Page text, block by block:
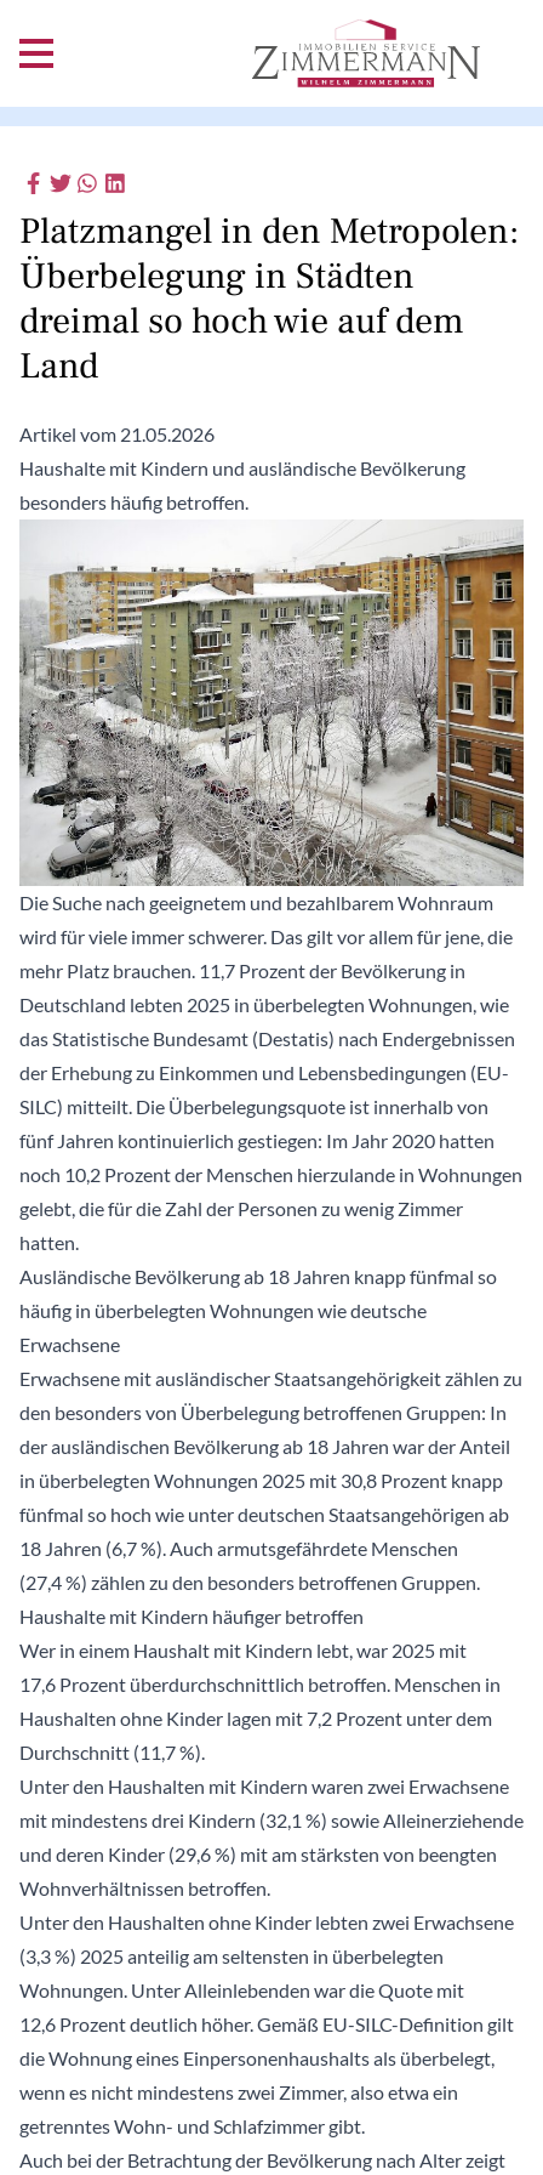
Platzmangel in den Metropolen:
Überbelegung in Städten
dreimal so hoch wie auf dem
Land
Artikel vom 21.05.2026
Haushalte mit Kindern und ausländische Bevölkerung
besonders häufig betroffen.
Die Suche nach geeignetem und bezahlbarem Wohnraum
wird für viele immer schwerer. Das gilt vor allem für jene, die
mehr Platz brauchen. 11,7 Prozent der Bevölkerung in
Deutschland lebten 2025 in überbelegten Wohnungen, wie
das Statistische Bundesamt (Destatis) nach Endergebnissen
der Erhebung zu Einkommen und Lebensbedingungen (EU-
SILC) mitteilt. Die Überbelegungsquote ist innerhalb von
fünf Jahren kontinuierlich gestiegen: Im Jahr 2020 hatten
noch 10,2 Prozent der Menschen hierzulande in Wohnungen
gelebt, die für die Zahl der Personen zu wenig Zimmer
hatten.
Ausländische Bevölkerung ab 18 Jahren knapp fünfmal so
häufig in überbelegten Wohnungen wie deutsche
Erwachsene
Erwachsene mit ausländischer Staatsangehörigkeit zählen zu
den besonders von Überbelegung betroffenen Gruppen: In
der ausländischen Bevölkerung ab 18 Jahren war der Anteil
in überbelegten Wohnungen 2025 mit 30,8 Prozent knapp
fünfmal so hoch wie unter deutschen Staatsangehörigen ab
18 Jahren (6,7 %). Auch armutsgefährdete Menschen
(27,4 %) zählen zu den besonders betroffenen Gruppen.
Haushalte mit Kindern häufiger betroffen
Wer in einem Haushalt mit Kindern lebt, war 2025 mit
17,6 Prozent überdurchschnittlich betroffen. Menschen in
Haushalten ohne Kinder lagen mit 7,2 Prozent unter dem
Durchschnitt (11,7 %).
Unter den Haushalten mit Kindern waren zwei Erwachsene
mit mindestens drei Kindern (32,1 %) sowie Alleinerziehende
und deren Kinder (29,6 %) mit am stärksten von beengten
Wohnverhältnissen betroffen.
Unter den Haushalten ohne Kinder lebten zwei Erwachsene
(3,3 %) 2025 anteilig am seltensten in überbelegten
Wohnungen. Unter Alleinlebenden war die Quote mit
12,6 Prozent deutlich höher. Gemäß EU-SILC-Definition gilt
die Wohnung eines Einpersonenhaushalts als überbelegt,
wenn es nicht mindestens zwei Zimmer, also etwa ein
getrenntes Wohn- und Schlafzimmer gibt.
Auch bei der Betrachtung der Bevölkerung nach Alter zeigt